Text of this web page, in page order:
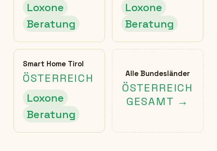
Loxone
Beratung
Loxone
Beratung
Smart Home Tirol
ÖSTERREICH
Loxone
Beratung
Alle Bundesländer
ÖSTERREICH
GESAMT →